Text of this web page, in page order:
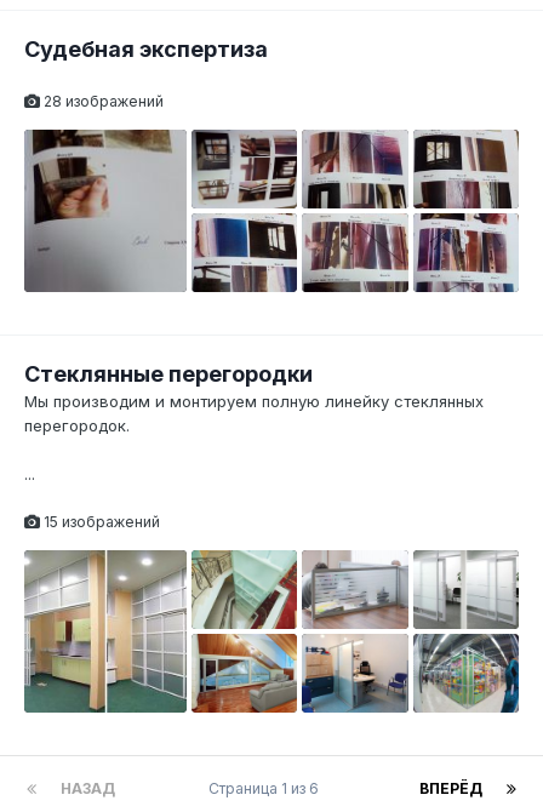
Судебная экспертиза
28 изображений
Стеклянные перегородки
Мы производим и монтируем полную линейку стеклянных
перегородок.
...
15 изображений
НАЗАД ВПЕРЁД
Страница 1 из 6